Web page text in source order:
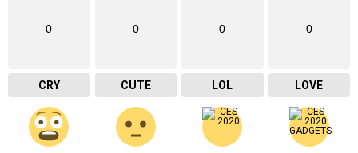
0
CRY
0
CUTE
0
LOL
0
LOVE